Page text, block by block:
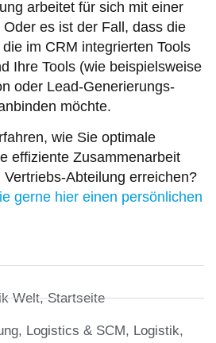
arbeitet für sich mit einer
es ist der Fall, dass die
im CRM integrierten Tools
Ihre Tools (wie beispielsweise
oder Lead-Generierungs-
möchte.
wie Sie optimale
effiziente Zusammenarbeit
Abteilung erreichen?
gerne hier einen persönlichen
Welt,Startseite
, Logistics & SCM, Logistik,